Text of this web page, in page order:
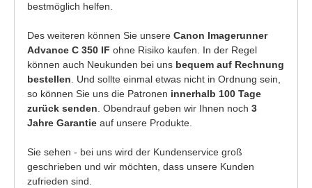
bestmöglich helfen.
Des weiteren können Sie unsere Canon Imagerunner
Advance C 350 IF ohne Risiko kaufen. In der Regel
können auch Neukunden bei uns bequem auf Rechnung
bestellen . Und sollte einmal etwas nicht in Ordnung sein,
so können Sie uns die Patronen innerhalb 100 Tage
zurück senden . Obendrauf geben wir Ihnen noch 3
Jahre Garantie auf unsere Produkte.
Sie sehen - bei uns wird der Kundenservice groß
geschrieben und wir möchten, dass unsere Kunden
zufrieden sind.